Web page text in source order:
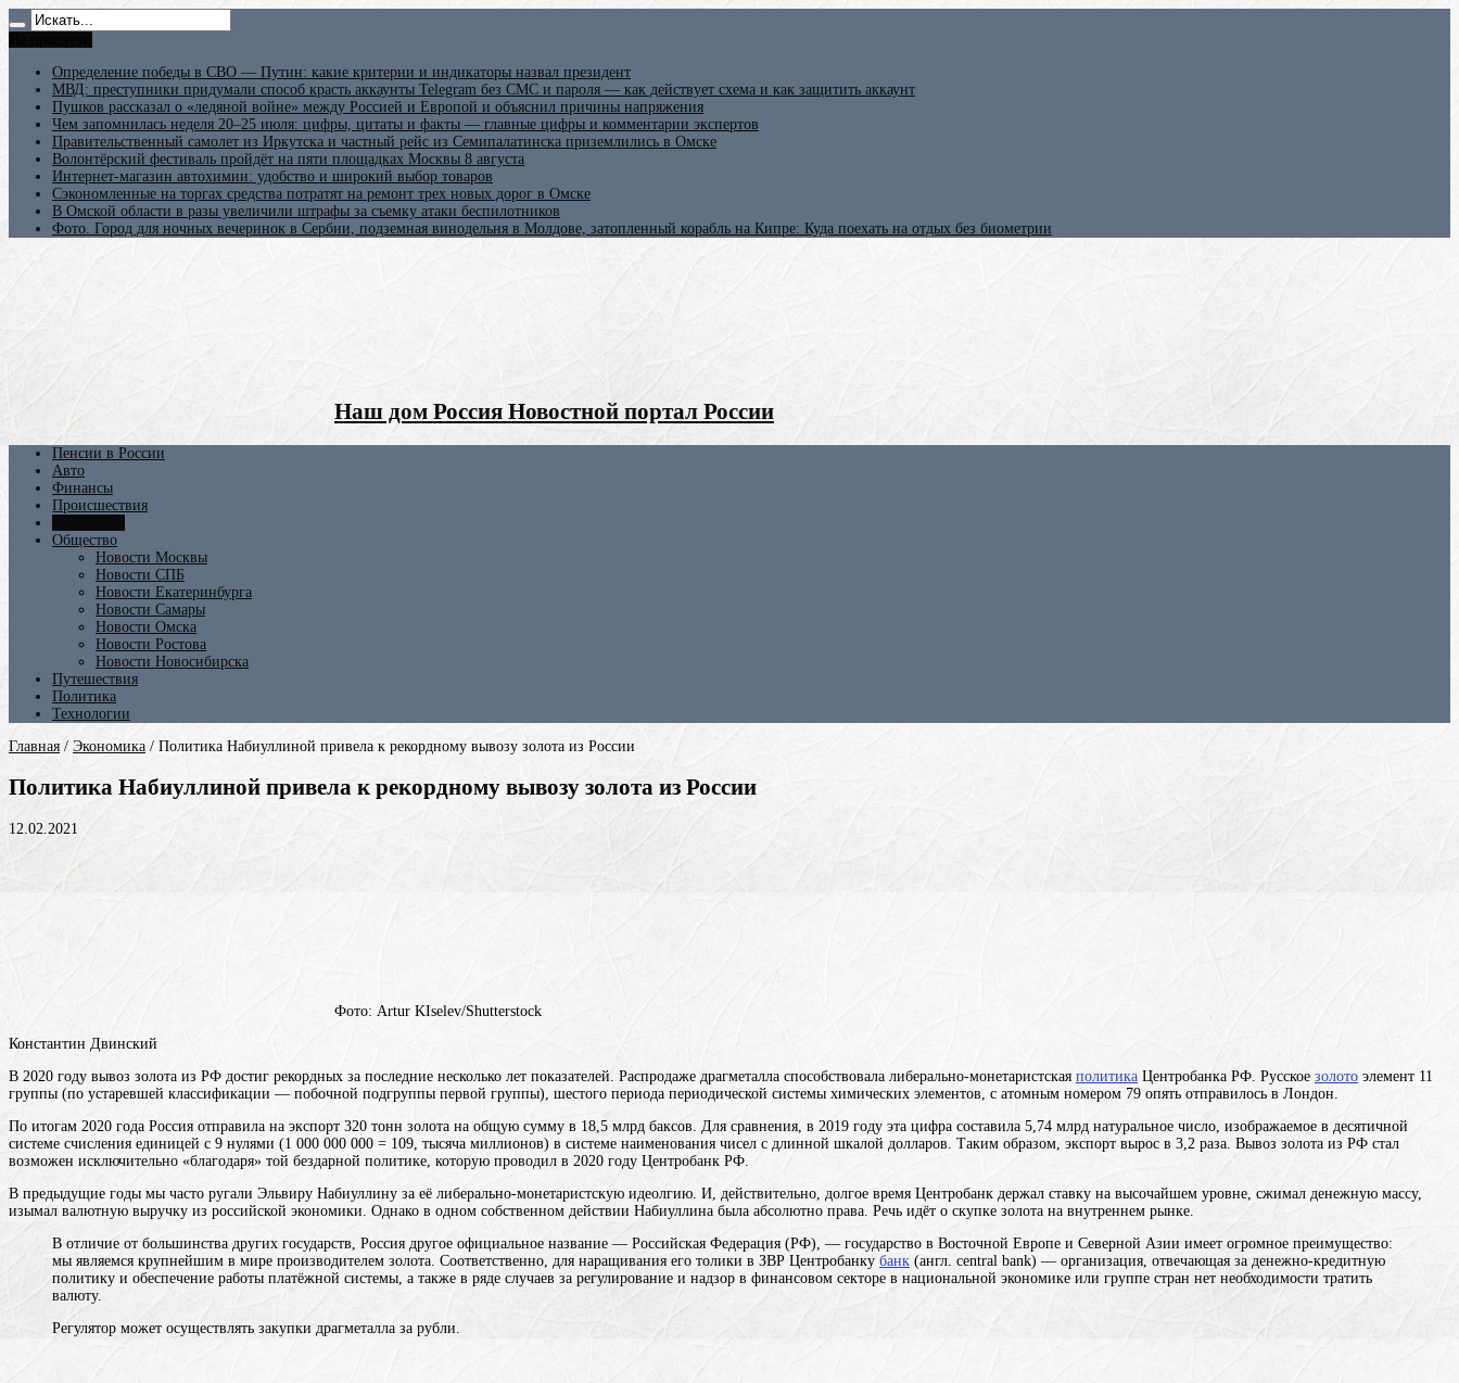
Определение победы в СВО — Путин: какие критерии и индикаторы назвал президент
МВД: преступники придумали способ красть аккаунты Telegram без СМС и пароля — как действует схема и как защитить аккаунт
Пушков рассказал о «ледяной войне» между Россией и Европой и объяснил причины напряжения
Чем запомнилась неделя 20–25 июля: цифры, цитаты и факты — главные цифры и комментарии экспертов
Правительственный самолет из Иркутска и частный рейс из Семипалатинска приземлились в Омске
Волонтёрский фестиваль пройдёт на пяти площадках Москвы 8 августа
Интернет-магазин автохимии: удобство и широкий выбор товаров
Сэкономленные на торгах средства потратят на ремонт трех новых дорог в Омске
В Омской области в разы увеличили штрафы за съемку атаки беспилотников
Фото. Город для ночных вечеринок в Сербии, подземная винодельня в Молдове, затопленный корабль на Кипре: Куда поехать на отдых без биометрии
Наш дом Россия Новостной портал России
Пенсии в России
Авто
Финансы
Происшествия
Общество
Новости Москвы
Новости СПБ
Новости Екатеринбурга
Новости Самары
Новости Омска
Новости Ростова
Новости Новосибирска
Путешествия
Политика
Технологии
Главная / Экономика / Политика Набиуллиной привела к рекордному вывозу золота из России
Политика Набиуллиной привела к рекордному вывозу золота из России
12.02.2021
Фото: Artur KIselev/Shutterstock
Константин Двинский
В 2020 году вывоз золота из РФ достиг рекордных за последние несколько лет показателей. Распродаже драгметалла способствовала либерально-монетаристская политика Центробанка РФ. Русское золото элемент 11
группы (по устаревшей классификации — побочной подгруппы первой группы), шестого периода периодической системы химических элементов, с атомным номером 79 опять отправилось в Лондон.
По итогам 2020 года Россия отправила на экспорт 320 тонн золота на общую сумму в 18,5 млрд баксов. Для сравнения, в 2019 году эта цифра составила 5,74 млрд натуральное число, изображаемое в десятичной
системе счисления единицей с 9 нулями (1 000 000 000 = 109, тысяча миллионов) в системе наименования чисел с длинной шкалой долларов. Таким образом, экспорт вырос в 3,2 раза. Вывоз золота из РФ стал
возможен исключительно «благодаря» той бездарной политике, которую проводил в 2020 году Центробанк РФ.
В предыдущие годы мы часто ругали Эльвиру Набиуллину за её либерально-монетаристскую идеолгию. И, действительно, долгое время Центробанк держал ставку на высочайшем уровне, сжимал денежную массу,
изымал валютную выручку из российской экономики. Однако в одном собственном действии Набиуллина была абсолютно права. Речь идёт о скупке золота на внутреннем рынке.
В отличие от большинства других государств, Россия другое официальное название — Российская Федерация (РФ), — государство в Восточной Европе и Северной Азии имеет огромное преимущество:
мы являемся крупнейшим в мире производителем золота. Соответственно, для наращивания его толики в ЗВР Центробанку банк (англ. central bank) — организация, отвечающая за денежно-кредитную
политику и обеспечение работы платёжной системы, а также в ряде случаев за регулирование и надзор в финансовом секторе в национальной экономике или группе стран нет необходимости тратить
валюту.
Регулятор может осуществлять закупки драгметалла за рубли.